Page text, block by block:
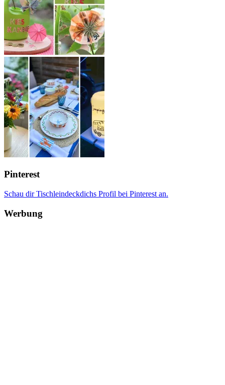
Pinterest
Schau dir Tischleindeckdichs Profil bei Pinterest an.
Werbung